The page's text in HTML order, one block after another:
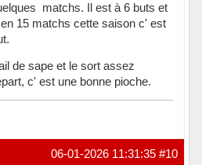
matchs. Il est à 6 buts et
15 matchs cette saison c' est
de sape et le sort assez
c' est une bonne pioche.
#10
06-01-2026 11:31:35